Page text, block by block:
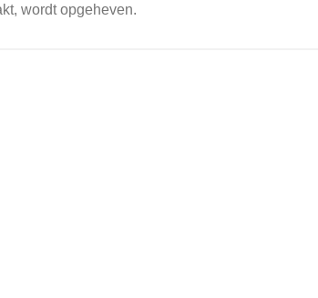
wordt opgeheven.